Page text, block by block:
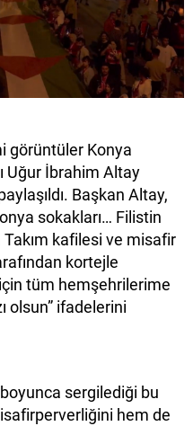
görüntüler Konya
Uğur İbrahim Altay
Başkan Altay,
sokakları… Filistin
Takım kafilesi ve misafir
kortejle
için tüm hemşehrilerime
olsun” ifadelerini
sergilediği bu
hem de